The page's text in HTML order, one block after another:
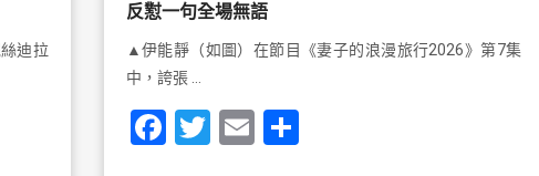
迪拉
反懟一句全場無語
▲伊能靜（如圖）在節目《妻子的浪漫旅行2026》第7集
中，誇張 …
F T E S